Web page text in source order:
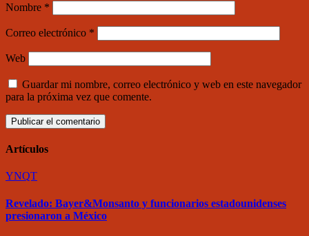
Nombre *
Correo electrónico *
Web
Guardar mi nombre, correo electrónico y web en este navegador
para la próxima vez que comente.
Artículos
YNQT
Revelado: Bayer&Monsanto y funcionarios estadounidenses
presionaron a México